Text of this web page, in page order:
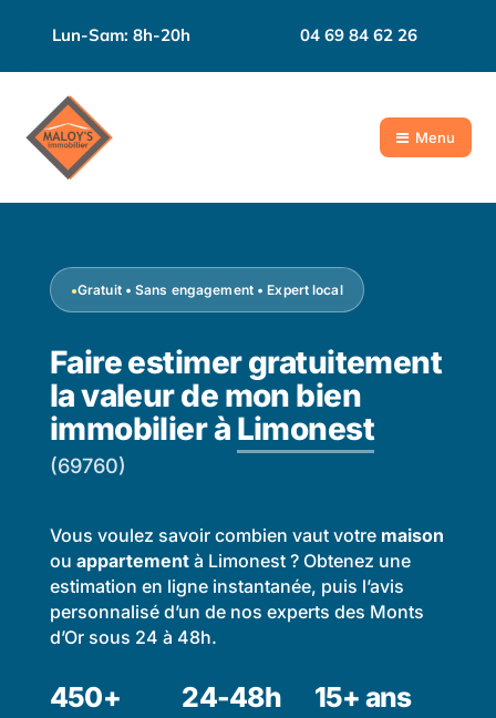
Lun-Sam: 8h-20h 04 69 84 62 26
Menu
Gratuit • Sans engagement • Expert local
Faire estimer gratuitement
la valeur de mon bien
immobilier à Limonest
(69760)
Vous voulez savoir combien vaut votre maison
ou appartementà Limonest ? Obtenez une
estimation en ligne instantanée, puis l’avis
personnalisé d’un de nos experts des Monts
d’Or sous 24 à 48h.
450+ 24-48h 15+ ans